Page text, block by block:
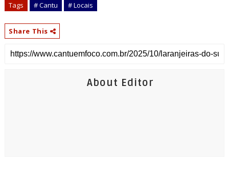
Tags # Cantu # Locais
Share This
About Editor